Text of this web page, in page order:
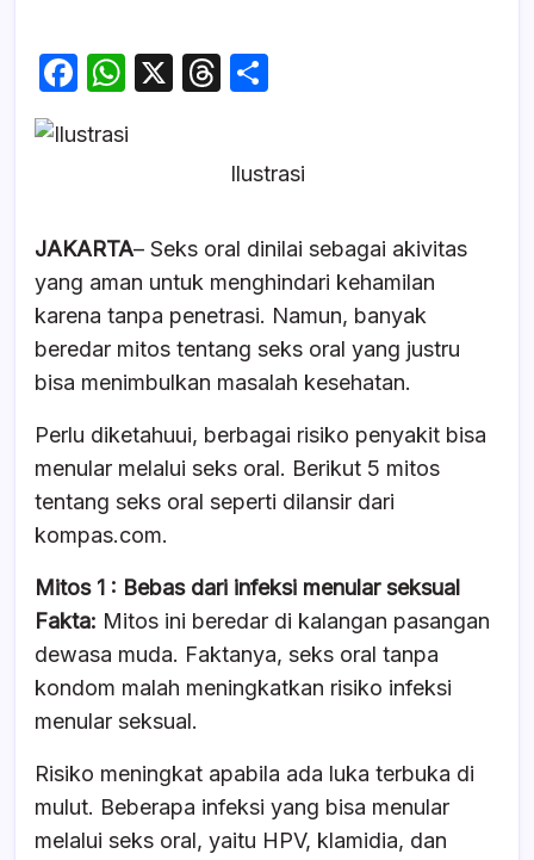
F
c
o
o
k
W
at
p
p
X
T
a
s
e
Ilustrasi
JAKARTA– Seks oral dinilai sebagai akivitas
yang aman untuk menghindari kehamilan
karena tanpa penetrasi. Namun, banyak
beredar mitos tentang seks oral yang justru
bisa menimbulkan masalah kesehatan.
Perlu diketahuui, berbagai risiko penyakit bisa
menular melalui seks oral. Berikut 5 mitos
tentang seks oral seperti dilansir dari
kompas.com.
Mitos 1 : Bebas dari infeksi menular seksual
Fakta: Mitos ini beredar di kalangan pasangan
dewasa muda. Faktanya, seks oral tanpa
kondom malah meningkatkan risiko infeksi
menular seksual.
Risiko meningkat apabila ada luka terbuka di
mulut. Beberapa infeksi yang bisa menular
melalui seks oral, yaitu HPV, klamidia, dan